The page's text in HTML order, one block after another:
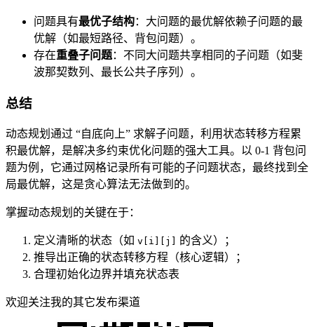
问题具有最优子结构：大问题的最优解依赖子问题的最
优解（如最短路径、背包问题）。
存在重叠子问题：不同大问题共享相同的子问题（如斐
波那契数列、最长公共子序列）。
总结
动态规划通过 “自底向上” 求解子问题，利用状态转移方程累
积最优解，是解决多约束优化问题的强大工具。以 0-1 背包问
题为例，它通过网格记录所有可能的子问题状态，最终找到全
局最优解，这是贪心算法无法做到的。
掌握动态规划的关键在于：
定义清晰的状态（如 v[i][j]
的含义）；
推导出正确的状态转移方程（核心逻辑）；
合理初始化边界并填充状态表
欢迎关注我的其它发布渠道